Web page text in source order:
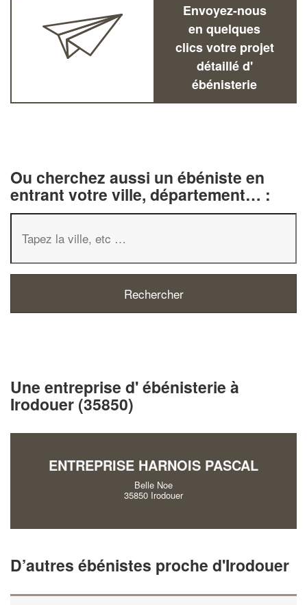
Envoyez-nous
en quelques
clics votre projet
détaillé d'
ébénisterie
Ou cherchez aussi un ébéniste en
entrant votre ville, département… :
Une entreprise d' ébénisterie à
Irodouer (35850)
ENTREPRISE HARNOIS PASCAL
Belle Noe
35850 Irodouer
D’autres ébénistes proche d'Irodouer
En savoir plus